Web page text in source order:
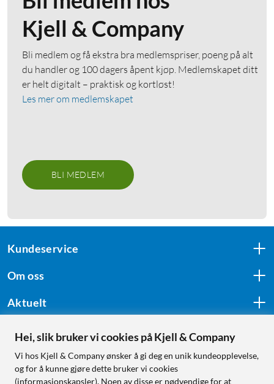
Kjell & Company
Bli medlem og få ekstra bra medlemspriser, poeng på alt
du handler og 100 dagers åpent kjøp. Medlemskapet ditt
er helt digitalt – praktisk og kortløst!
Les mer om medlemskapet
BLI MEDLEM
Kundeservice
Om oss
Aktuelt
Følg oss
Hei, slik bruker vi cookies på Kjell & Company
Vi hos Kjell & Company ønsker å gi deg en unik kundeopplevelse,
og for å kunne gjøre dette bruker vi cookies
(informasjonskapsler). Noen av disse er nødvendige for at